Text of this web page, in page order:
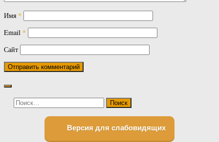
Имя *
Email *
Сайт
Найти:
Версия для слабовидящих